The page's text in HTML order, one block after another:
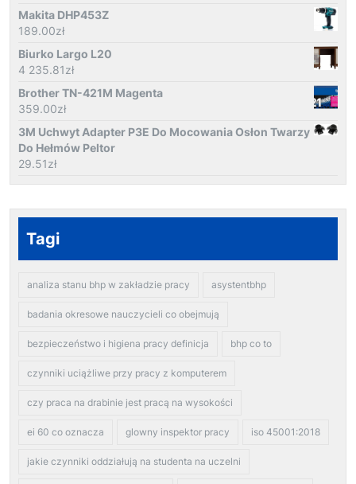
Makita DHP453Z
189.00zł
Biurko Largo L20
4 235.81zł
Brother TN-421M Magenta
359.00zł
3M Uchwyt Adapter P3E Do Mocowania Osłon Twarzy
Do Hełmów Peltor
29.51zł
Tagi
analiza stanu bhp w zakładzie pracy asystentbhp
badania okresowe nauczycieli co obejmują
bezpieczeństwo i higiena pracy definicja bhp co to
czynniki uciążliwe przy pracy z komputerem
czy praca na drabinie jest pracą na wysokości
ei 60 co oznacza glowny inspektor pracy iso 45001:2018
jakie czynniki oddziałują na studenta na uczelni